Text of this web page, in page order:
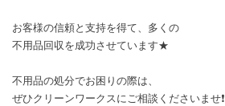
お客様の信頼と支持を得て、多くの
不用品回収を成功させています★
不用品の処分でお困りの際は、
ぜひクリーンワークスにご相談くださいませ❗